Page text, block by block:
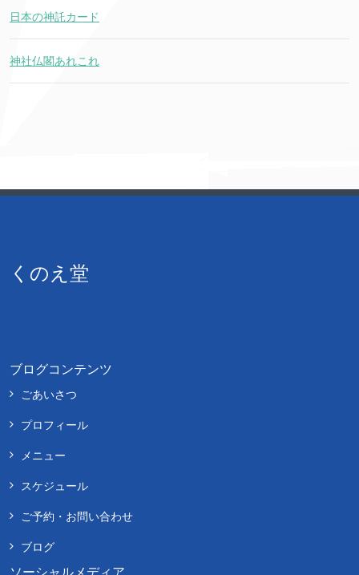
日本の神託カード
神社仏閣あれこれ
くのえ堂
ブログコンテンツ
ごあいさつ
プロフィール
メニュー
スケジュール
ご予約・お問い合わせ
ブログ
ソーシャルメディア